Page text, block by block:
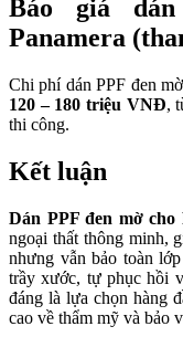
Báo giá
Panamera
Chi phí dán PPF đen
120 – 180 triệu VNĐ,
thi công.
Kết luận
Dán PPF đen mờ cho
ngoại thất thông minh,
nhưng vẫn bảo toàn
trầy xước, tự phục hồi
đáng là lựa chọn hàng
cao về thẩm mỹ và bảo